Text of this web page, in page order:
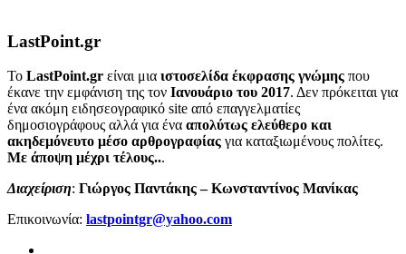
LastPoint.gr
To LastPoint.gr είναι μια ιστοσελίδα έκφρασης γνώμης που
έκανε την εμφάνιση της τον Ιανουάριο του 2017. Δεν πρόκειται για
ένα ακόμη ειδησεογραφικό site από επαγγελματίες
δημοσιογράφους αλλά για ένα απολύτως ελεύθερο και
ακηδεμόνευτο μέσο αρθρογραφίας για καταξιωμένους πολίτες.
Με άποψη μέχρι τέλους...
Διαχείριση: Γιώργος Παντάκης – Κωνσταντίνος Μανίκας
Επικοινωνία: lastpointgr@yahoo.com